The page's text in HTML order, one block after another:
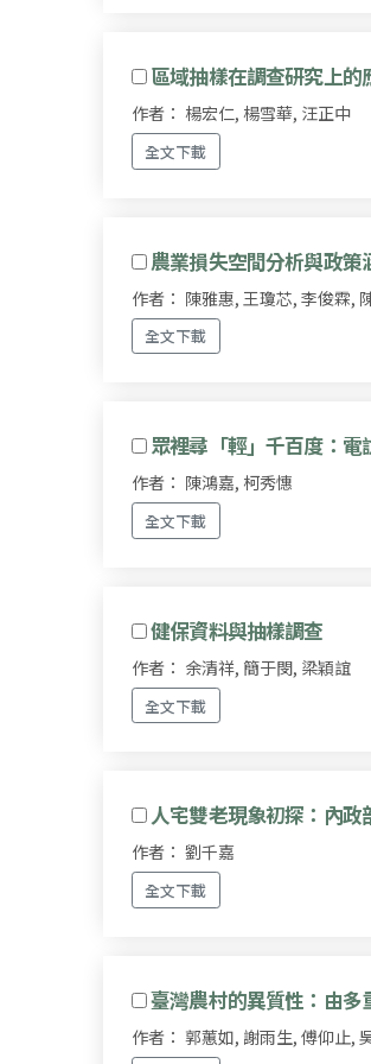
區域抽樣在調查研究上的
作者： 楊宏仁, 楊雪華, 汪正中
全文下載
農業損失空間分析與政
作者： 陳雅惠, 王瓊芯, 李俊霖,
全文下載
眾裡尋「輕」千百度：
作者： 陳鴻嘉, 柯秀憓
全文下載
健保資料與抽樣調查
作者： 余清祥, 簡于閔, 梁穎誼
全文下載
人宅雙老現象初探：內
作者： 劉千嘉
全文下載
臺灣農村的異質性：由多
作者： 郭蕙如, 謝雨生, 傅仰止,